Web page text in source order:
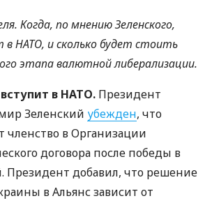
Когда, по мнению Зеленского,
в НАТО, и сколько будет стоить
этапа валютной либерализации.
в НАТО. Президент
Зеленский убежден, что
членство в Организации
договора после победы в
Президент добавил, что решение
в Альянс зависит от